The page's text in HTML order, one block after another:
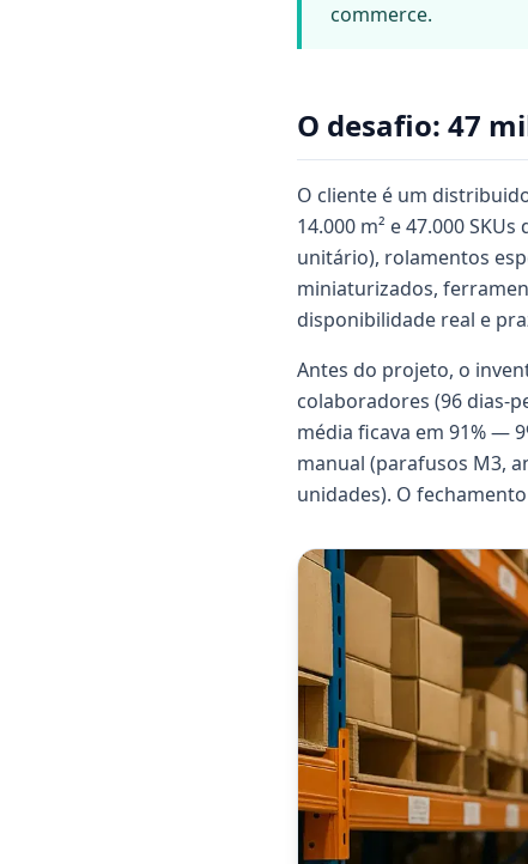
commerce.
O desafio: 47
O cliente é um
14.000 m² e 47.000
unitário), rolamentos
miniaturizados,
disponibilidade real e
Antes do projeto, o
colaboradores (96 dias-
média ficava em 91% —
manual (parafusos M3,
unidades). O